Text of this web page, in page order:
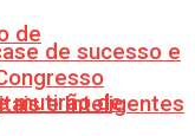
de
mutirão de
de sucesso e
e Inteligentes